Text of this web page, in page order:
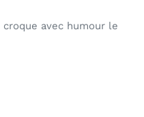
croque avec humour le